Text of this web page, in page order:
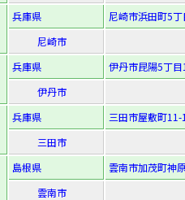
兵庫県
尼崎市浜田町5
尼崎市
兵庫県
伊丹市昆陽5丁
伊丹市
兵庫県
三田市屋敷町11-
三田市
島根県
雲南市加茂町神
雲南市